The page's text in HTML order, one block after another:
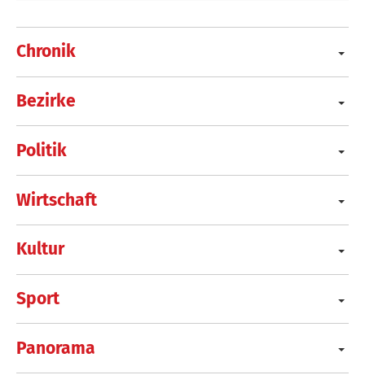
Chronik
Bezirke
Politik
Wirtschaft
Kultur
Sport
Panorama